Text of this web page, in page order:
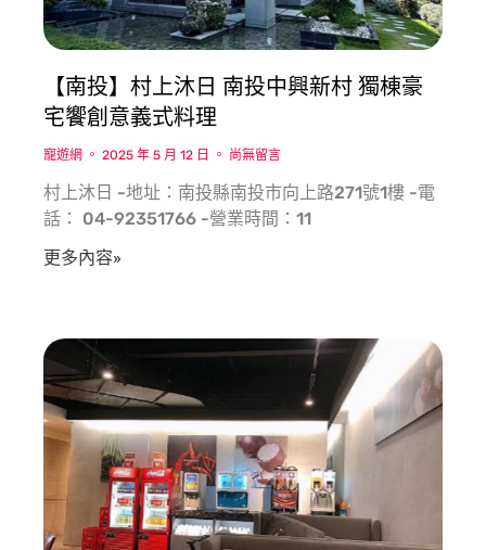
【南投】村上沐日 南投中興新村 獨棟豪
宅饗創意義式料理
寵遊網 2025 年 5 月 12 日 尚無留言
村上沐日 -地址：南投縣南投市向上路271號1樓 -電
話： 04-92351766 -營業時間：11
更多內容»